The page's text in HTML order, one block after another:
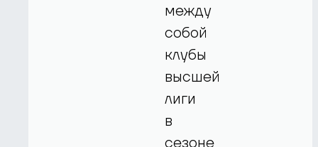
между
собой
клубы
высшей
лиги
в